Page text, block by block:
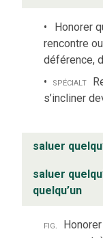
Honorer
rencontre
déférence,
spécialt
s’incliner
saluer
saluer
quelqu’un
fig.